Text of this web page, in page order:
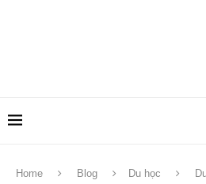
Home Blog Du học